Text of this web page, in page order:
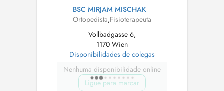
BSC MIRJAM MISCHAK
Ortopedista,Fisioterapeuta
Vollbadgasse 6,
1170 Wien
Disponibilidades de colegas
Nenhuma disponibilidade online
Ligue para marcar